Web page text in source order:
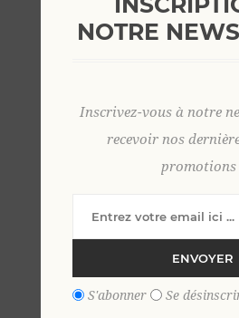
NOTRE
Inscrivez-vous à notre
recevoir nos
promotions
ENVOYER
S'abonner Se